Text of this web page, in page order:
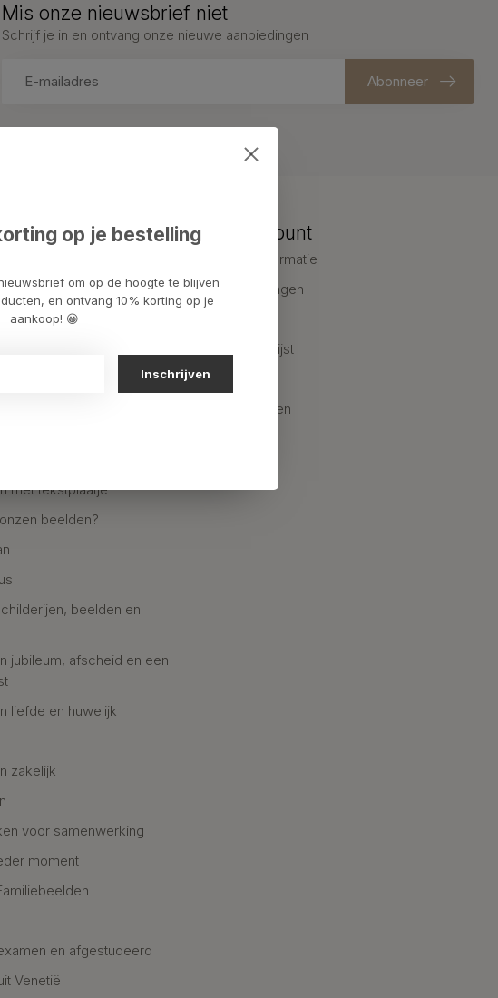
Mis onze nieuwsbrief niet
Schrijf je in en ontvang onze nieuwe aanbiedingen
Abonneer
Kunstpakket
met tekstplaatje
beelden?
beelden en
jubileum, afscheid en een
liefde en huwelijk
zakelijk
voor samenwerking
moment
en afgestudeerd
Venetië
Mijn account
Account informatie
Mijn bestellingen
Mijn verlanglijst
Vergelijk
Alle producten
op je bestelling
om op de hoogte te blijven
en ontvang 10% korting op je
aankoop! 😀
Inschrijven